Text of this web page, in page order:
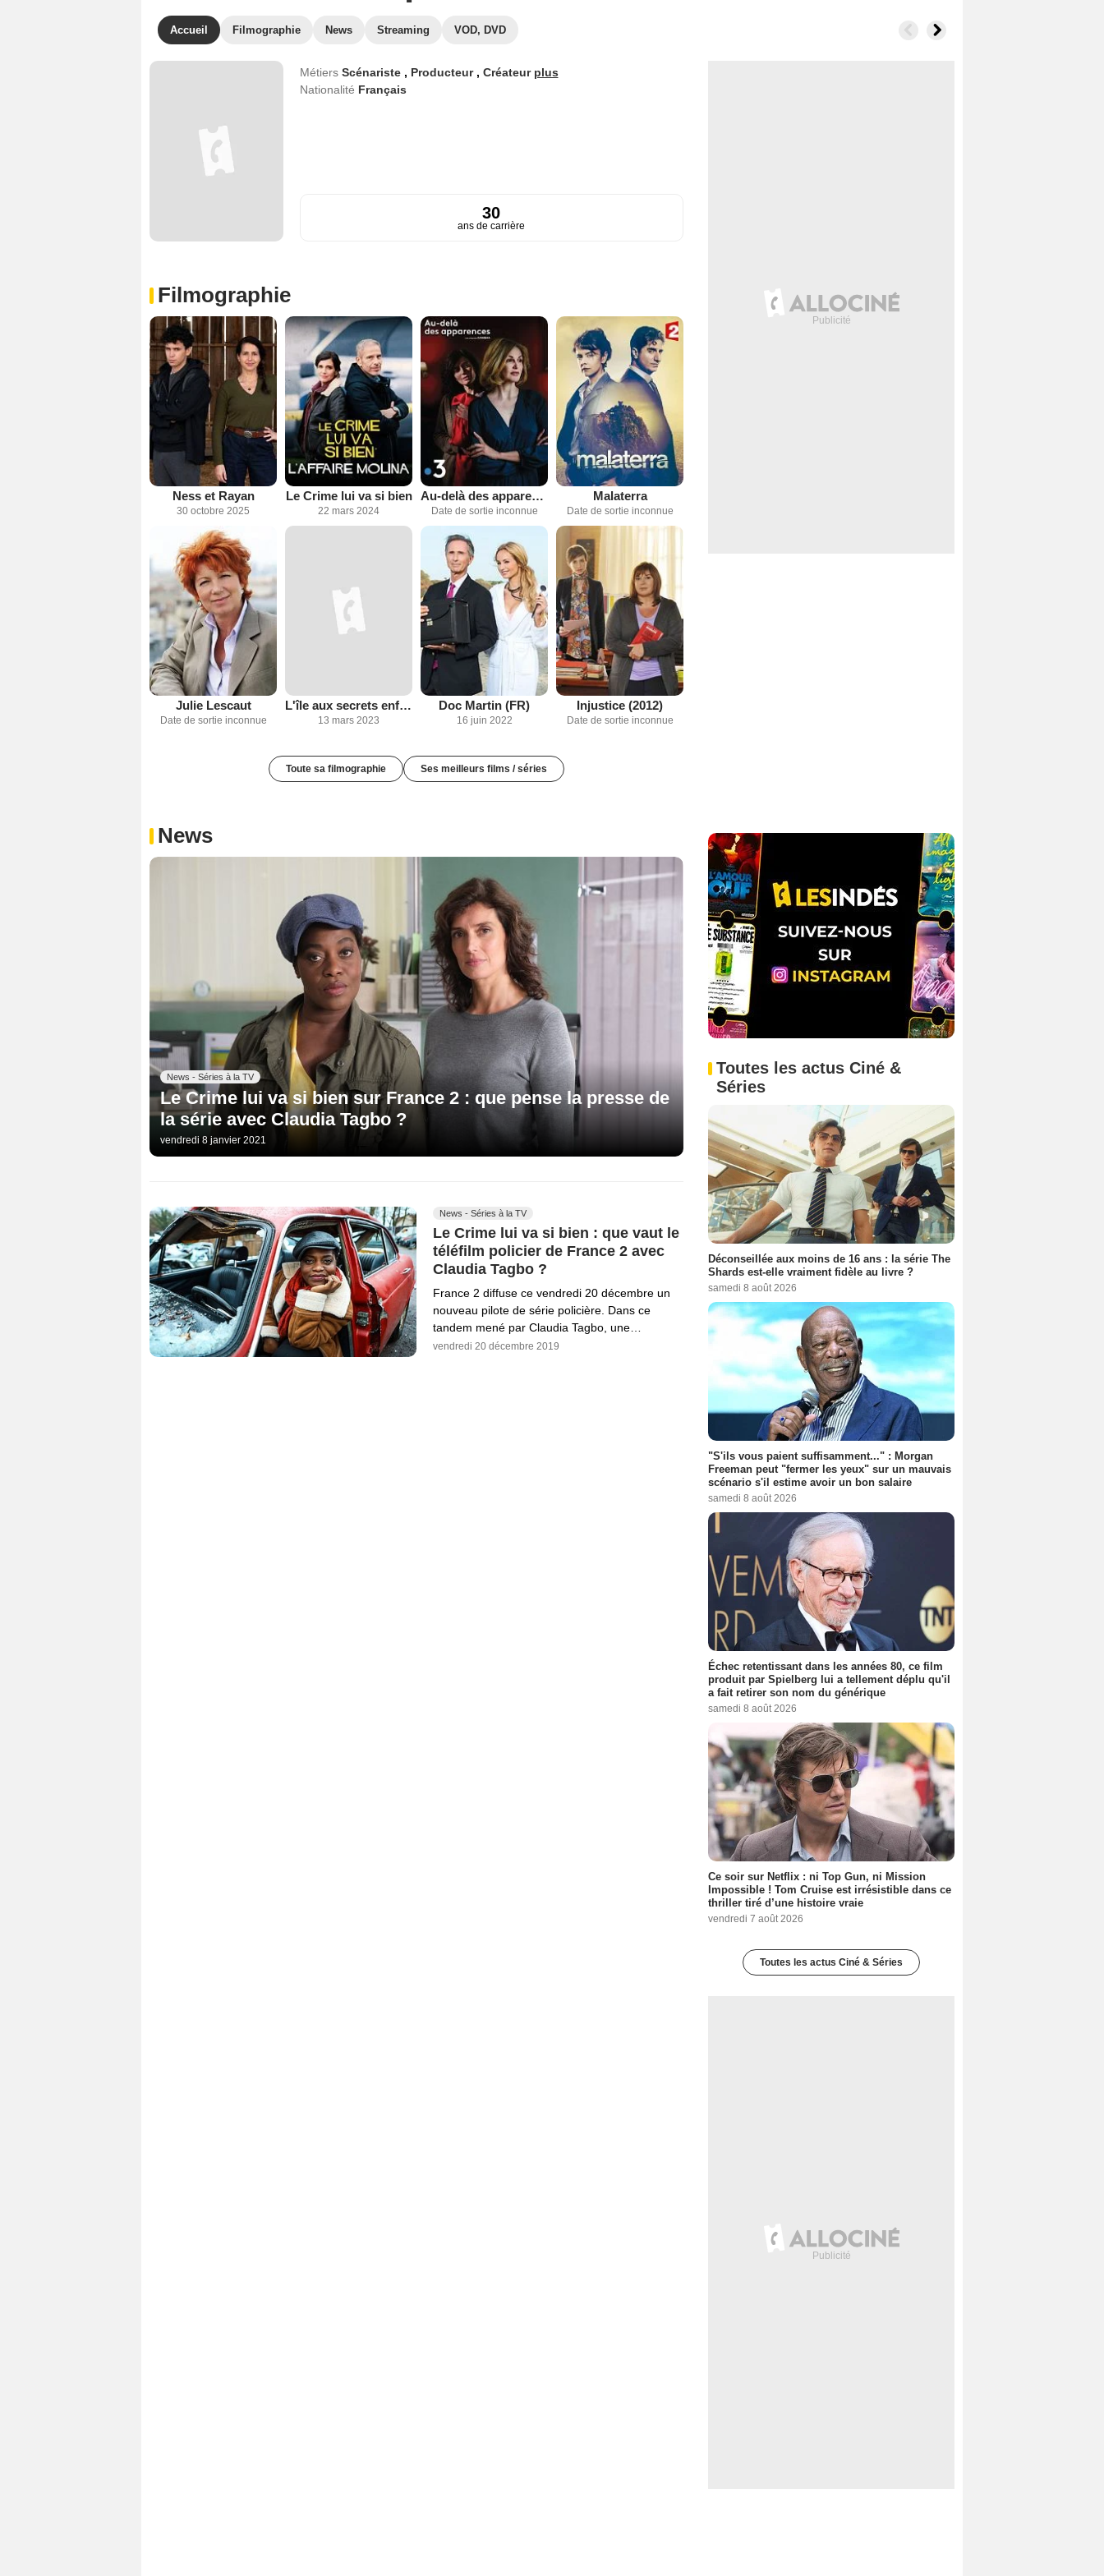
Accueil Filmographie News Streaming VOD, DVD
Métiers Scénariste , Producteur , Créateur plus
Nationalité Français
30
ans de carrière
Filmographie
Ness et Rayan
30 octobre 2025
Le Crime lui va si bien
22 mars 2024
Au-delà des apparences
Date de sortie inconnue
Malaterra
Date de sortie inconnue
Julie Lescaut
Date de sortie inconnue
L'île aux secrets enfouis
13 mars 2023
Doc Martin (FR)
16 juin 2022
Injustice (2012)
Date de sortie inconnue
Toute sa filmographie Ses meilleurs films / séries
News
News - Séries à la TV
Le Crime lui va si bien sur France 2 : que pense la presse de
la série avec Claudia Tagbo ?
vendredi 8 janvier 2021
News - Séries à la TV
Le Crime lui va si bien : que vaut le
téléfilm policier de France 2 avec
Claudia Tagbo ?
France 2 diffuse ce vendredi 20 décembre un
nouveau pilote de série policière. Dans ce
tandem mené par Claudia Tagbo, une…
vendredi 20 décembre 2019
Toutes les actus Ciné &
Séries
Déconseillée aux moins de 16 ans : la série The
Shards est-elle vraiment fidèle au livre ?
samedi 8 août 2026
"S'ils vous paient suffisamment..." : Morgan
Freeman peut "fermer les yeux" sur un mauvais
scénario s'il estime avoir un bon salaire
samedi 8 août 2026
Échec retentissant dans les années 80, ce film
produit par Spielberg lui a tellement déplu qu'il
a fait retirer son nom du générique
samedi 8 août 2026
Ce soir sur Netflix : ni Top Gun, ni Mission
Impossible ! Tom Cruise est irrésistible dans ce
thriller tiré d’une histoire vraie
vendredi 7 août 2026
Toutes les actus Ciné & Séries